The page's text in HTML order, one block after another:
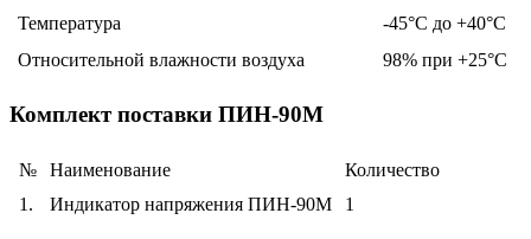
Температура
-45°С до +40°С
Относительной влажности воздуха
98% при +25°С
Комплект поставки ПИН-90М
№ Наименование
Количество
1.
Индикатор напряжения ПИН-90М 1